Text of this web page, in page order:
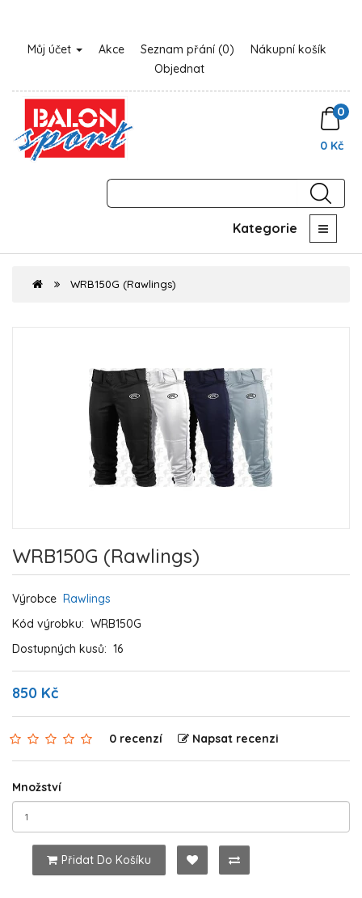
Můj účet Akce Seznam přání (0)
Nákupní košík
Objednat
0
0 Kč
Kategorie
WRB150G (Rawlings)
WRB150G (Rawlings)
Výrobce Rawlings
Kód výrobku: WRB150G
Dostupných kusů: 16
850 Kč
0 recenzí Napsat recenzi
Množství
Přidat Do Košíku